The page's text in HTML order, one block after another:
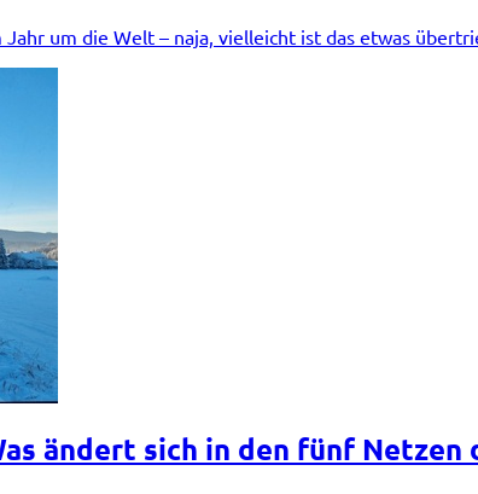
um die Welt – naja, vielleicht ist das etwas
ändert sich in den fünf Netzen